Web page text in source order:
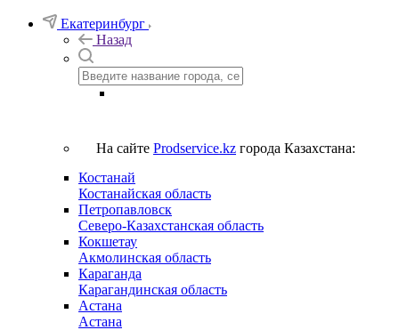
Екатеринбург
Назад
На сайте Prodservice.kz города Казахстана:
Костанай
Костанайская область
Петропавловск
Северо-Казахстанская область
Кокшетау
Акмолинская область
Караганда
Карагандинская область
Астана
Астана